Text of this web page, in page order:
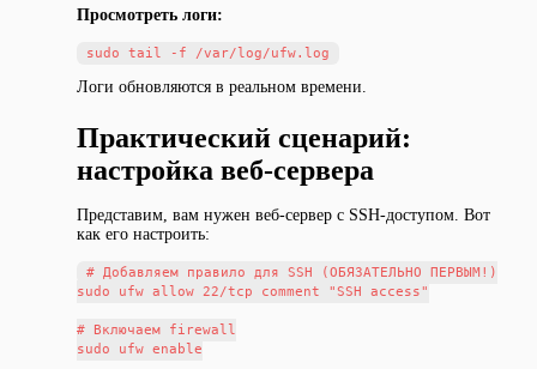
Просмотреть логи:
Логи обновляются в реальном времени.
Практический сценарий:
настройка веб-сервера
Представим, вам нужен веб-сервер с SSH-доступом. Вот
как его настроить:
# Добавляем правило для SSH (ОБЯЗАТЕЛЬНО ПЕРВЫМ!)
sudo ufw allow 22/tcp comment "SSH access"
# Включаем firewall
sudo ufw enable